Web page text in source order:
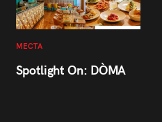
МЕСТА
Spotlight On: DÒMA